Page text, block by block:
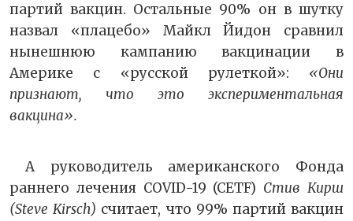
партий вакцин. Остальные 90% он в шутку
назвал «плацебо» Майкл Йидон сравнил
нынешнюю кампанию вакцинации в
Америке с «русской рулеткой»: «Они
признают, что это экспериментальная
вакцина».
А руководитель американского Фонда
раннего лечения COVID-19 (CETF) Стив Кирш
(Steve Kirsch) считает, что 99% партий вакцин